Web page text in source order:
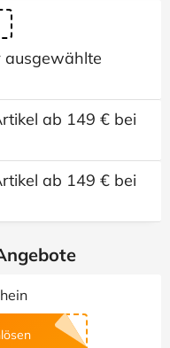
ausgewählte
ab 149 € bei
ab 149 € bei